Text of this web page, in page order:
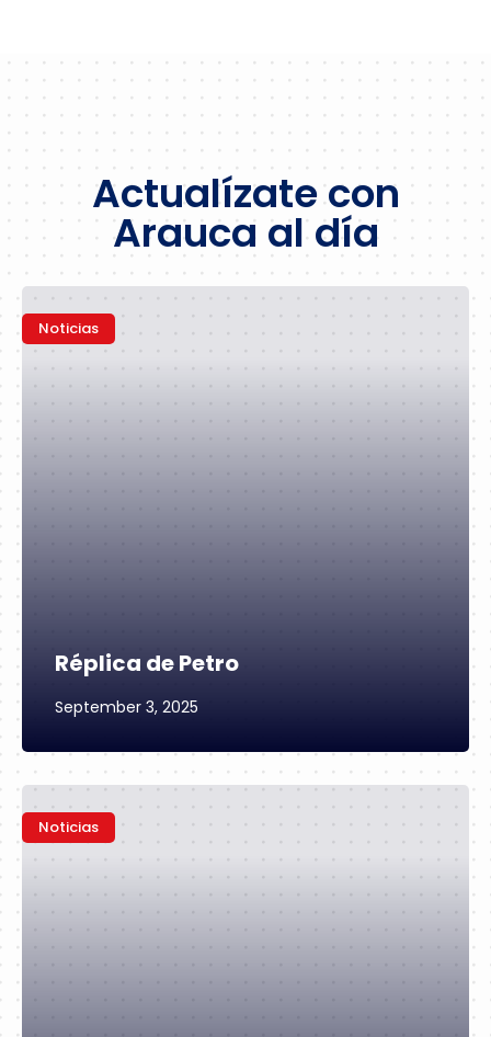
Actualízate con
Arauca al día
Noticias
Réplica de Petro
September 3, 2025
Noticias